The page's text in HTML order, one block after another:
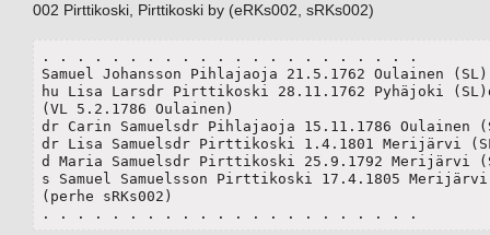
002 Pirttikoski, Pirttikoski by (eRKs002, sRKs002)
. . . . . . . . . . . . . . . . . . . . . .
Samuel Johansson Pihlajaoja 21.5.1762 Oulainen
hu Lisa Larsdr Pirttikoski 28.11.1762 Pyhäjoki
(VL 5.2.1786 Oulainen)
dr Carin Samuelsdr Pihlajaoja 15.11.1786 Oulainen
dr Lisa Samuelsdr Pirttikoski 1.4.1801 Merijärvi
d Maria Samuelsdr Pirttikoski 25.9.1792 Merijärvi
s Samuel Samuelsson Pirttikoski 17.4.1805
(perhe sRKs002)
. . . . . . . . . . . . . . . . . . . . . .